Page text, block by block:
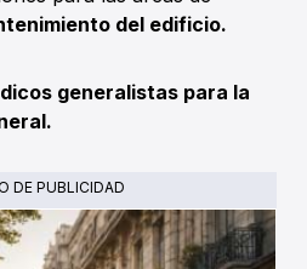
del edificio.
generalistas para la
DE PUBLICIDAD